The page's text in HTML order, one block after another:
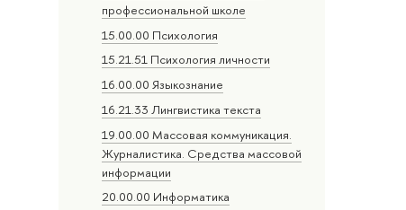
профессиональной школе
15.00.00 Психология
15.21.51 Психология личности
16.00.00 Языкознание
16.21.33 Лингвистика текста
19.00.00 Массовая коммуникация.
Журналистика. Средства массовой
информации
20.00.00 Информатика